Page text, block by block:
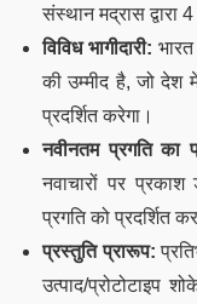
संस्थान मद्रास द्वारा
विविध भागीदारी:
की उम्मीद है, जो देश
प्रदर्शित करेगा।
नवीनतम प्रगति का
नवाचारों पर
प्रगति को प्रदर्शित
प्रस्तुति प्रारूप:
उत्पाद/